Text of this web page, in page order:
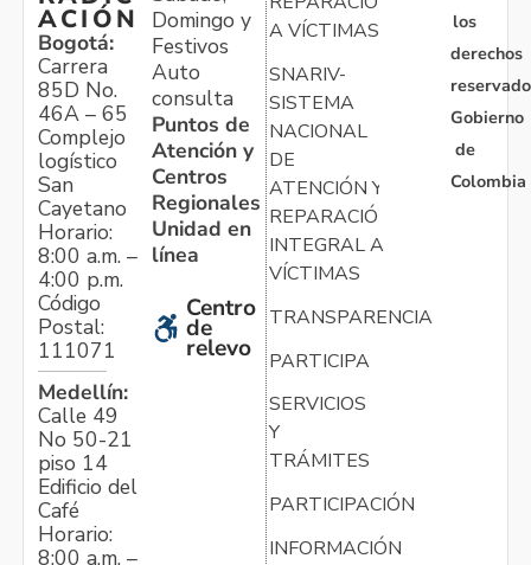
ACIÓN
Bogotá:
Carrera
85D No.
46A – 65
Complejo
logístico
San
Cayetano
Horario:
8:00 a.m. –
4:00 p.m.
Código
Postal:
111071
Medellín:
Calle 49
No 50-21
piso 14
Edificio del
Café
Horario:
8:00 a.m. –
Domingo y
Festivos
Auto
consulta
Puntos de
Atención y
Centros
Regionales
Unidad en
línea
Centro
de
relevo
A VÍCTIMAS
SNARIV-
SISTEMA
NACIONAL
DE
ATENCIÓN Y
REPARACIÓN
INTEGRAL A
VÍCTIMAS
TRANSPARENCIA
PARTICIPA
SERVICIOS
Y
TRÁMITES
PARTICIPACIÓN
INFORMACIÓN
los
derechos
Gobierno
de
Colombia